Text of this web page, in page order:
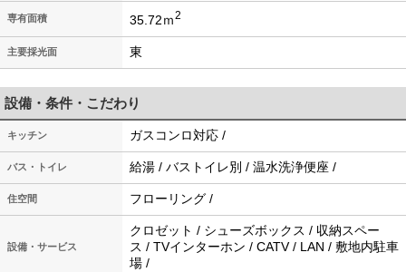
専有面積 35.72ｍ2
主要採光面 東
設備・条件・こだわり
キッチン ガスコンロ対応 /
バス・トイレ 給湯 / バストイレ別 / 温水洗浄便座 /
住空間 フローリング /
設備・サービス
クロゼット / シューズボックス / 収納スペー
ス / TVインターホン / CATV / LAN / 敷地内駐車
場 /